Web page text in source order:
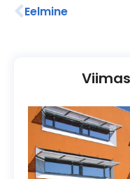
Eelmine